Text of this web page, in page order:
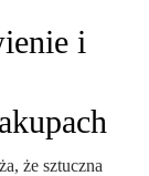
i
że sztuczna